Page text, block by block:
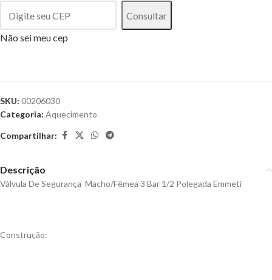
Consultar
Não sei meu cep
SKU: 00206030
Categoria: Aquecimento
Compartilhar:
Descrição
Válvula De Segurança Macho/Fêmea 3 Bar 1/2 Polegada Emmeti
Construção: